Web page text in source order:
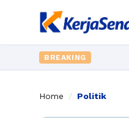
BREAKING
Home / Politik